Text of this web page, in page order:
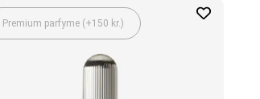
Premium parfyme (+150 kr.)